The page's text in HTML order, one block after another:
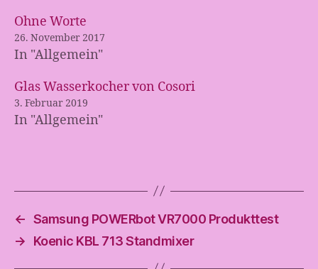
Ohne Worte
26. November 2017
In "Allgemein"
Glas Wasserkocher von Cosori
3. Februar 2019
In "Allgemein"
← Samsung POWERbot VR7000 Produkttest
→
Koenic KBL 713 Standmixer